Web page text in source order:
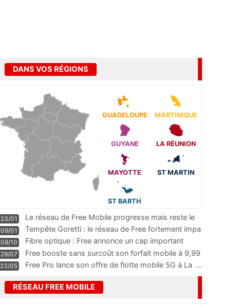
DANS VOS RÉGIONS
GUADELOUPE MARTINIQUE
GUYANE LA RÉUNION
MAYOTTE ST MARTIN
ST BARTH
23/01
Le réseau de Free Mobile progresse mais reste le
m
...
09/01
Tempête Goretti : le réseau de Free fortement impa
09/10
Fibre optique : Free annonce un cap important
pass
...
29/07
Free booste sans surcoût son forfait mobile à 9,99
23/05 Free Pro lance son offre de flotte mobile 5G à La ...
RÉSEAU FREE MOBILE